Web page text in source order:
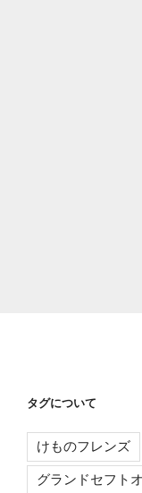
タグについて
けものフレンズ
グランドセフト